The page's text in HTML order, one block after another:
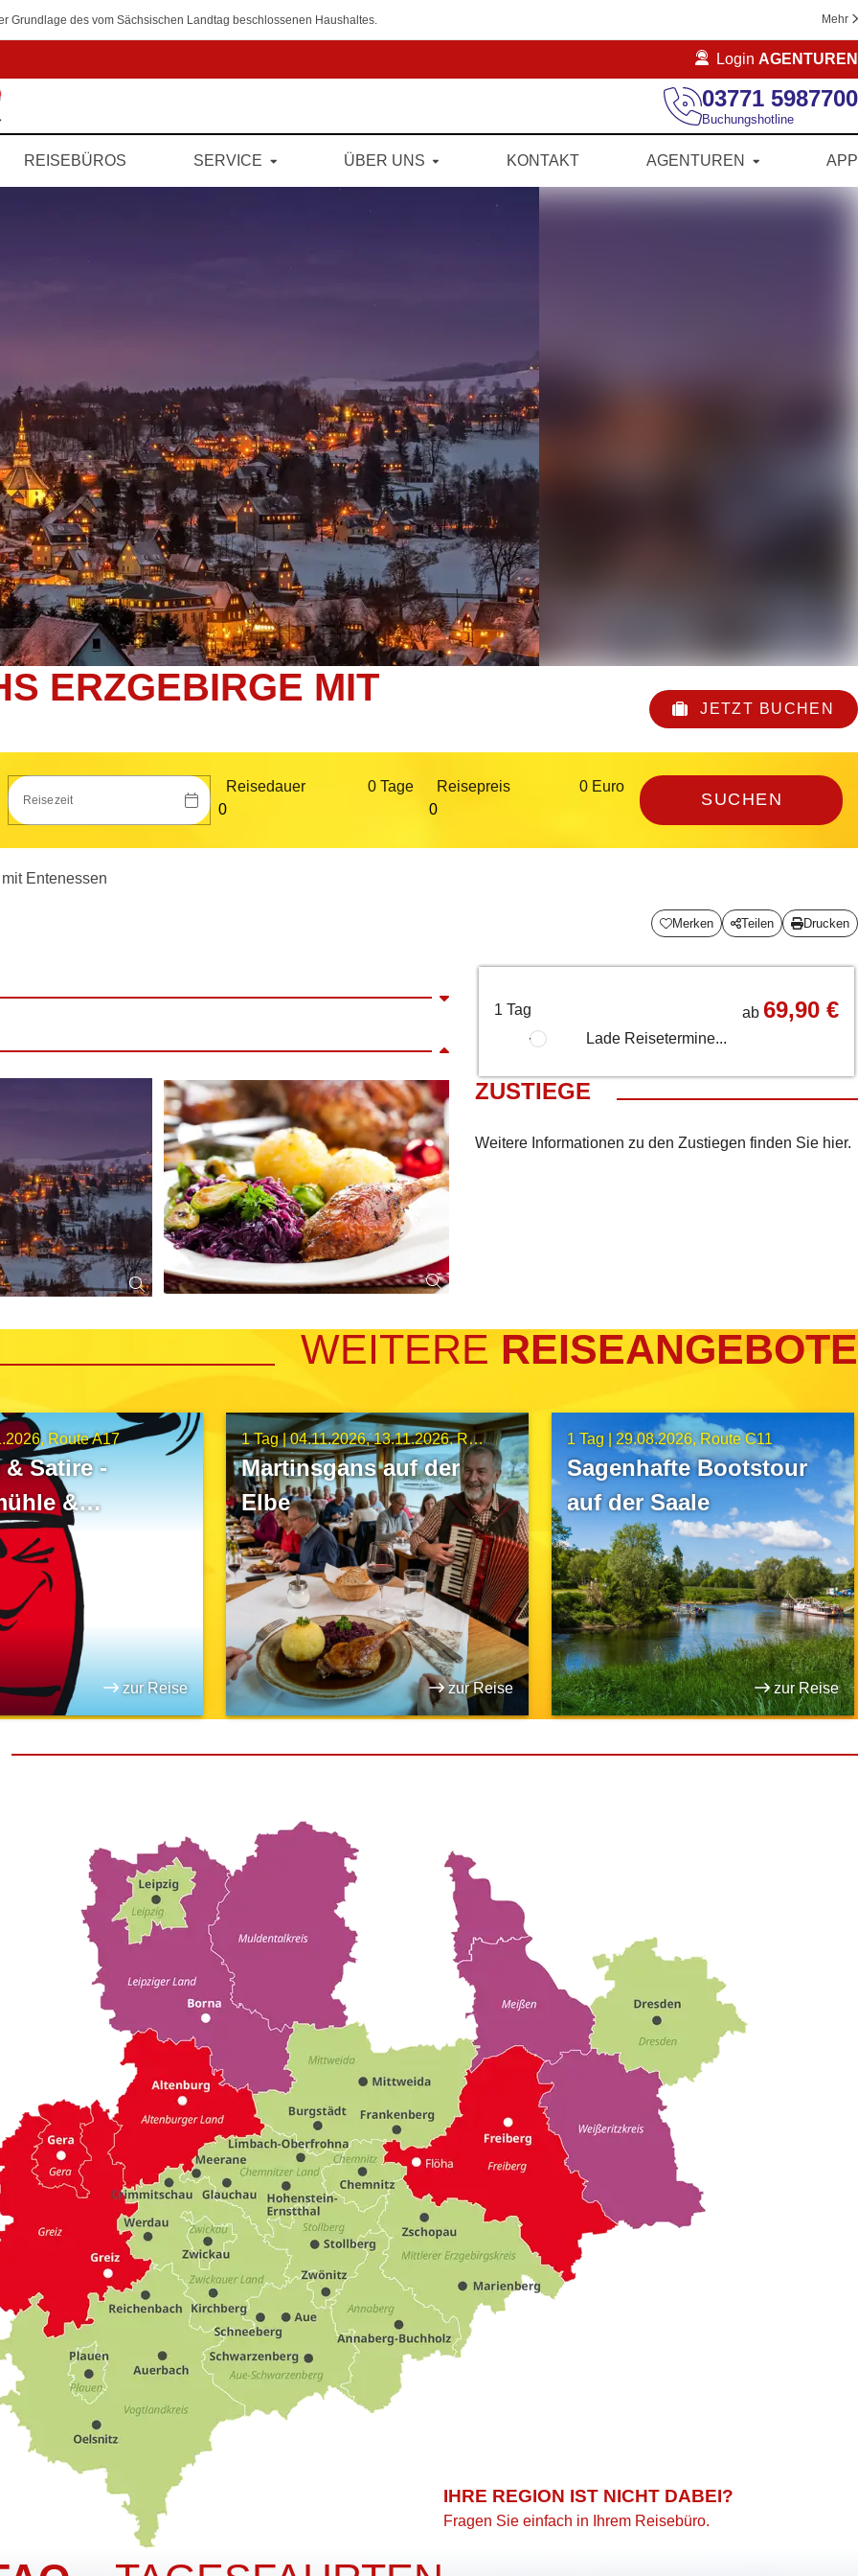
Grundlage des vom Sächsischen Landtag beschlossenen Haushaltes. Mehr
Login AGENTUREN
03771 5987700
Buchungshotline
REISEBÜROS SERVICE ÜBER UNS KONTAKT AGENTUREN APP
ERZGEBIRGE MIT
JETZT BUCHEN
Reisezeit
Reisedauer 0 Tage Reisepreis 0 Euro
SUCHEN
Entenessen
Merken Teilen Drucken
1 Tag ab 69,90 €
Lade Reisetermine...
ZUSTIEGE
Weitere Informationen zu den Zustiegen finden Sie hier.
WEITERE REISEANGEBOTE
1 Tag | 29.08.2026 Route C11
Sagenhafte Bootstour
auf der Saale
zur Reise
1 Tag |04.11.2026 13.11.2026 Route A15
Martinsgans auf der
Elbe
zur Reise
Route A17
Satire -
&
Keller
zur Reise
IHRE REGION IST NICHT DABEI?
Fragen Sie einfach in Ihrem Reisebüro.